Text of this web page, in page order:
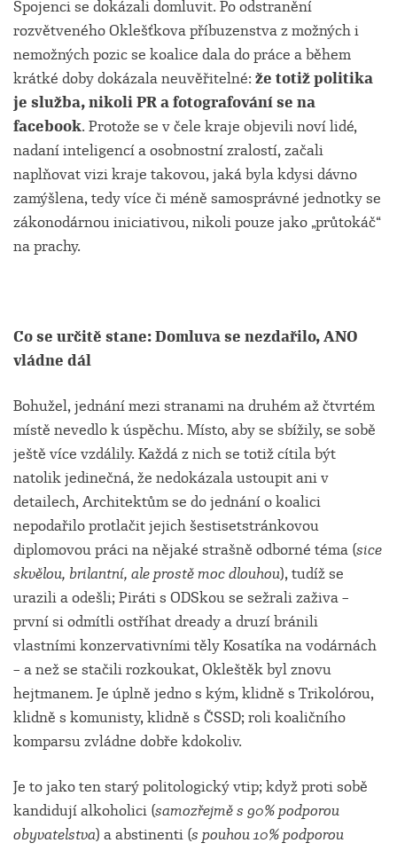
Spojenci se dokázali domluvit. Po odstranění
rozvětveného Oklešťkova příbuzenstva z možných i
nemožných pozic se koalice dala do práce a během
krátké doby dokázala neuvěřitelné: že totiž politika
je služba, nikoli PR a fotografování se na
facebook. Protože se v čele kraje objevili noví lidé,
nadaní inteligencí a osobnostní zralostí, začali
naplňovat vizi kraje takovou, jaká byla kdysi dávno
zamýšlena, tedy více či méně samosprávné jednotky se
zákonodárnou iniciativou, nikoli pouze jako „průtokáč“
na prachy.
Co se určitě stane: Domluva se nezdařilo, ANO
vládne dál
Bohužel, jednání mezi stranami na druhém až čtvrtém
místě nevedlo k úspěchu. Místo, aby se sbížily, se sobě
ještě více vzdálily. Každá z nich se totiž cítila být
natolik jedinečná, že nedokázala ustoupit ani v
detailech, Architektům se do jednání o koalici
nepodařilo protlačit jejich šestisetstránkovou
diplomovou práci na nějaké strašně odborné téma (sice
skvělou, brilantní, ale prostě moc dlouhou), tudíž se
urazili a odešli; Piráti s ODSkou se sežrali zaživa –
první si odmítli ostříhat dready a druzí bránili
vlastními konzervativními těly Kosatíka na vodárnách
– a než se stačili rozkoukat, Okleštěk byl znovu
hejtmanem. Je úplně jedno s kým, klidně s Trikolórou,
klidně s komunisty, klidně s ČSSD; roli koaličního
komparsu zvládne dobře kdokoliv.
Je to jako ten starý politologický vtip; když proti sobě
kandidují alkoholici (samozřejmě s 90% podporou
obyvatelstva) a abstinenti (s pouhou 10% podporou